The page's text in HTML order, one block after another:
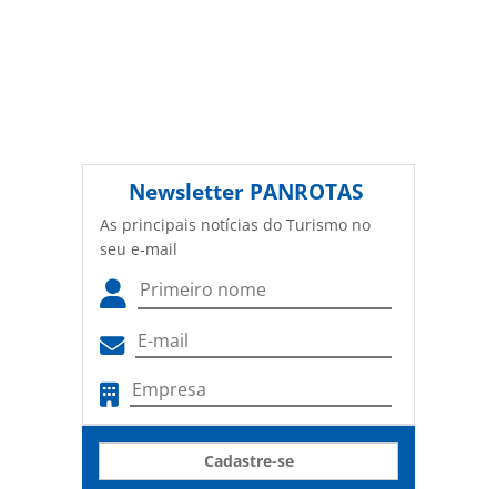
Newsletter PANROTAS
As principais notícias do Turismo no
seu e-mail
Cadastre-se